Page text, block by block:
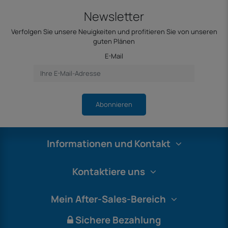
Newsletter
Verfolgen Sie unsere Neuigkeiten und profitieren Sie von unseren
guten Plänen
E-Mail
Abonnieren
Informationen und Kontakt
Kontaktiere uns
Mein After-Sales-Bereich
Sichere Bezahlung